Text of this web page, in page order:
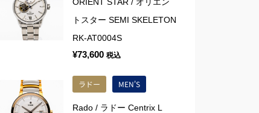
トスター SEMI SKELETON
RK-AT0004S
¥73,600 税込
ラドー MEN'S
Rado / ラドー Centrix L